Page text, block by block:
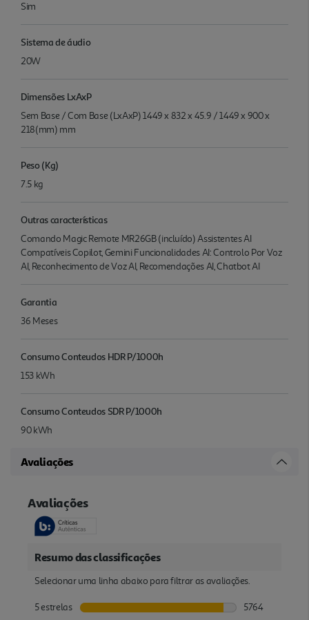
Sim
Sistema de áudio
20W
Dimensões LxAxP
Sem Base / Com Base (LxAxP) 1449 x 832 x 45.9 / 1449 x 900 x
218(mm) mm
Peso (Kg)
7.5 kg
Outras características
Comando Magic Remote MR26GB (incluído) Assistentes AI
Compatíveis Copilot, Gemini Funcionalidades AI: Controlo Por Voz
AI, Reconhecimento de Voz AI, Recomendações AI, Chatbot AI
Garantia
36 Meses
Consumo Conteudos HDR P/1000h
153 kWh
Consumo Conteudos SDR P/1000h
90 kWh
Avaliações